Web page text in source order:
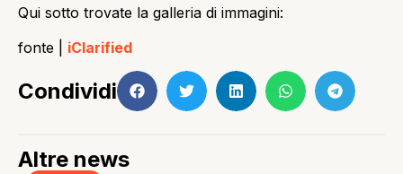
Qui sotto trovate la galleria di immagini:
fonte | iClarified
Condividi
Altre news